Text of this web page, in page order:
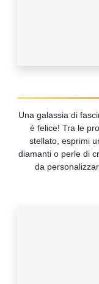
Una galassia di
è felice! Tra le
stellato, esprimi
diamanti o perle di
da